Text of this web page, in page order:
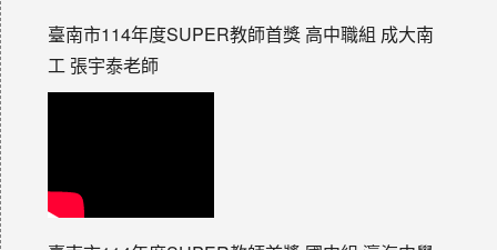
臺南市114年度SUPER教師首獎 高中職組 成大南
工 張宇泰老師